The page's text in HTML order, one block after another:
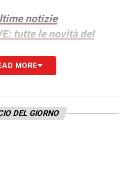
notizie
tutte le novità del
MORE
DEL GIORNO